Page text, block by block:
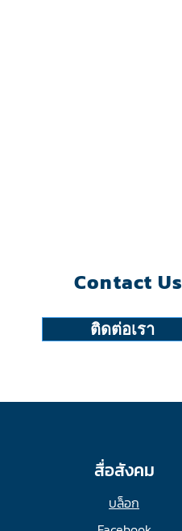
Contact Us
ติดต่อเรา
สื่อสังคม
บล็อก